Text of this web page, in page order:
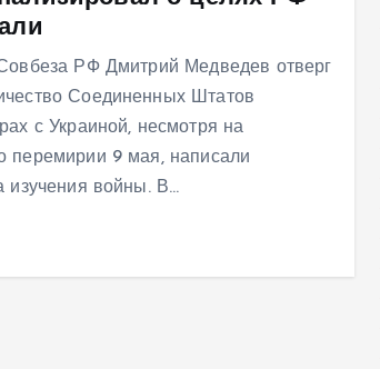
РФ Дмитрий Медведев отверг
Соединенных Штатов
с Украиной, несмотря на
перемирии 9 мая, написали
изучения войны. В…